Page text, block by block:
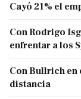
Cayó 21% el
Con Rodrigo
enfrentar a los
Con Bullrich en
distancia